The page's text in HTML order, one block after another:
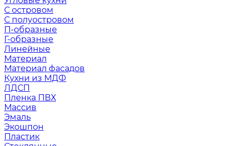
С островом
С полуостровом
П-образные
Г-образные
Линейные
Материал
Материал фасадов
Кухни из МДФ
ЛДСП
Пленка ПВХ
Массив
Эмаль
Экошпон
Пластик